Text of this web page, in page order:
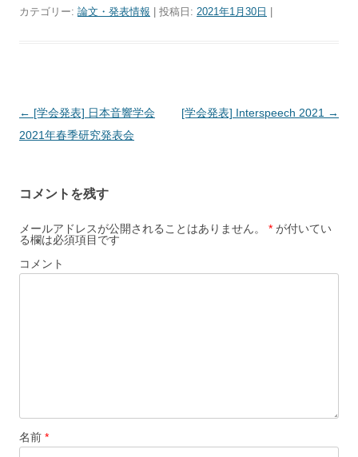
カテゴリー: 論文・発表情報 | 投稿日: 2021年1月30日
投
稿
ゲ
ー
シ
ョ
← [学会発表] 日本音響学会
2021年春季研究発表会
[学会発表] Interspeech 2021 →
コメントを残す
メールアドレスが公開されることはありません。 * が付いてい
る欄は必須項目です
コメント
名前 *